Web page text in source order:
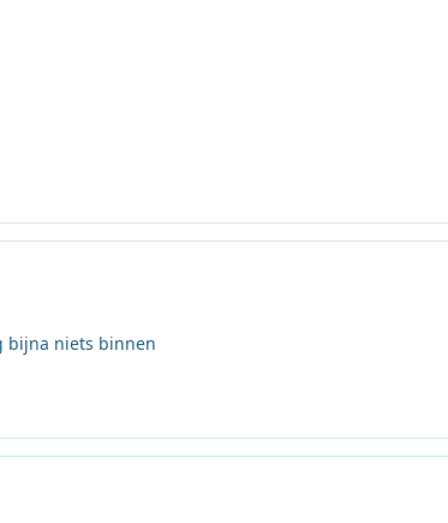
bijna niets binnen